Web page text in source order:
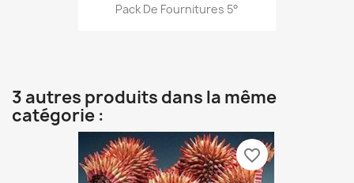
Pack De Fournitures 5°
3 autres produits dans la même
catégorie :
favorite_border